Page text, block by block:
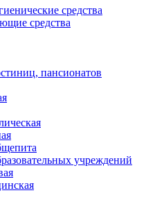
средства
средства
пансионатов
учреждений